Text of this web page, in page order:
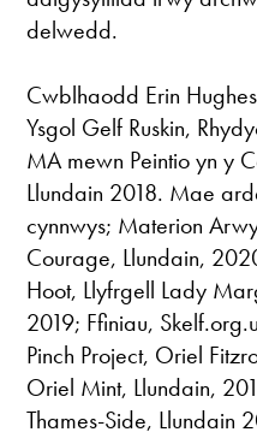
delwedd.
Cwblhaodd Erin
Ysgol Gelf Ruskin,
MA mewn Peintio yn y
Llundain 2018. Mae
cynnwys; Materion
Courage, Llundain,
Hoot, Llyfrgell Lady
2019; Ffiniau,
Pinch Project, Oriel
Oriel Mint, Llundain,
Thames-Side, Llundain